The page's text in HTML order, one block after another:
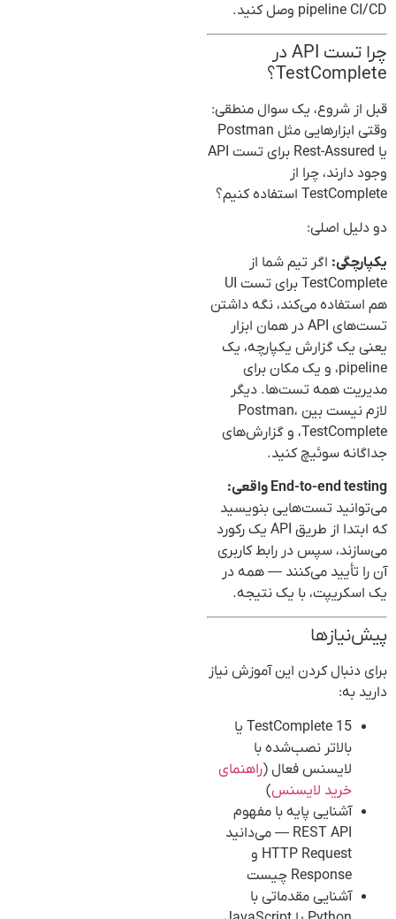
pipeline CI/CD وصل کنید.
چرا تست API در
TestComplete؟
قبل از شروع، یک سوال منطقی:
وقتی ابزارهایی مثل Postman
یا Rest-Assured برای تست API
وجود دارند، چرا از
TestComplete استفاده کنیم؟
دو دلیل اصلی:
یکپارچگی:اگر تیم شما از
TestComplete برای تست UI
هم استفاده می‌کند، نگه داشتن
تست‌های API در همان ابزار
یعنی یک گزارش یکپارچه، یک
pipeline، و یک مکان برای
مدیریت همه تست‌ها. دیگر
لازم نیست بین Postman،
TestComplete، و گزارش‌های
جداگانه سوئیچ کنید.
End-to-end testing واقعی:
می‌توانید تست‌هایی بنویسید
که ابتدا از طریق API یک رکورد
می‌سازند، سپس در رابط کاربری
آن را تأیید می‌کنند — همه در
یک اسکریپت، با یک نتیجه.
پیش‌نیازها
برای دنبال کردن این آموزش نیاز
دارید به:
TestComplete 15 یا
بالاتر نصب‌شده با
لایسنس فعال ( راهنمای
خرید لایسنس )
آشنایی پایه با مفهوم
REST API — می‌دانید
HTTP Request و
Response چیست
آشنایی مقدماتی با